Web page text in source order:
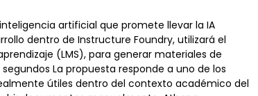
artificial que promete llevar la IA
dentro de Instructure Foundry, utilizará el
(LMS), para generar materiales de
La propuesta responde a uno de los
útiles dentro del contexto académico del